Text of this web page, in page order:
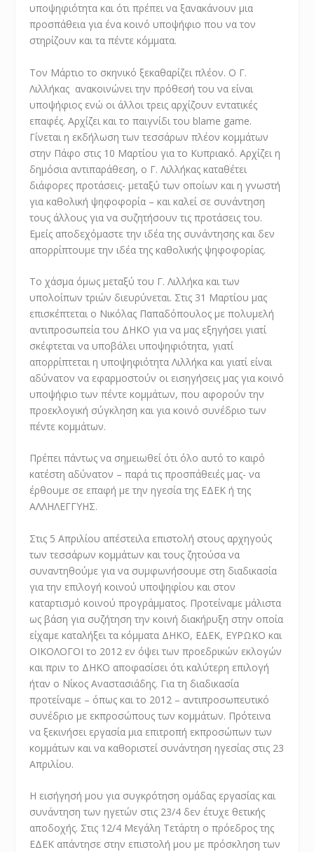
υποψηφιότητα και ότι πρέπει να ξανακάνουν μια
προσπάθεια για ένα κοινό υποψήφιο που να τον
στηρίζουν και τα πέντε κόμματα.
Τον Μάρτιο το σκηνικό ξεκαθαρίζει πλέον. Ο Γ.
Λιλλήκας ανακοινώνει την πρόθεσή του να είναι
υποψήφιος ενώ οι άλλοι τρεις αρχίζουν εντατικές
επαφές. Αρχίζει και το παιγνίδι του blame game.
Γίνεται η εκδήλωση των τεσσάρων πλέον κομμάτων
στην Πάφο στις 10 Μαρτίου για το Κυπριακό. Αρχίζει η
δημόσια αντιπαράθεση, ο Γ. Λιλλήκας καταθέτει
διάφορες προτάσεις- μεταξύ των οποίων και η γνωστή
για καθολική ψηφοφορία – και καλεί σε συνάντηση
τους άλλους για να συζητήσουν τις προτάσεις του.
Εμείς αποδεχόμαστε την ιδέα της συνάντησης και δεν
απορρίπτουμε την ιδέα της καθολικής ψηφοφορίας.
Το χάσμα όμως μεταξύ του Γ. Λιλλήκα και των
υπολοίπων τριών διευρύνεται. Στις 31 Μαρτίου μας
επισκέπτεται ο Νικόλας Παπαδόπουλος με πολυμελή
αντιπροσωπεία του ΔΗΚΟ για να μας εξηγήσει γιατί
σκέφτεται να υποβάλει υποψηφιότητα, γιατί
απορρίπτεται η υποψηφιότητα Λιλλήκα και γιατί είναι
αδύνατον να εφαρμοστούν οι εισηγήσεις μας για κοινό
υποψήφιο των πέντε κομμάτων, που αφορούν την
προεκλογική σύγκληση και για κοινό συνέδριο των
πέντε κομμάτων.
Πρέπει πάντως να σημειωθεί ότι όλο αυτό το καιρό
κατέστη αδύνατον – παρά τις προσπάθειές μας- να
έρθουμε σε επαφή με την ηγεσία της ΕΔΕΚ ή της
ΑΛΛΗΛΕΓΓΥΗΣ.
Στις 5 Απριλίου απέστειλα επιστολή στους αρχηγούς
των τεσσάρων κομμάτων και τους ζητούσα να
συναντηθούμε για να συμφωνήσουμε στη διαδικασία
για την επιλογή κοινού υποψηφίου και στον
καταρτισμό κοινού προγράμματος. Προτείναμε μάλιστα
ως βάση για συζήτηση την κοινή διακήρυξη στην οποία
είχαμε καταλήξει τα κόμματα ΔΗΚΟ, ΕΔΕΚ, ΕΥΡΩΚΟ και
ΟΙΚΟΛΟΓΟΙ το 2012 εν όψει των προεδρικών εκλογών
και πριν το ΔΗΚΟ αποφασίσει ότι καλύτερη επιλογή
ήταν ο Νίκος Αναστασιάδης. Για τη διαδικασία
προτείναμε – όπως και το 2012 – αντιπροσωπευτικό
συνέδριο με εκπροσώπους των κομμάτων. Πρότεινα
να ξεκινήσει εργασία μια επιτροπή εκπροσώπων των
κομμάτων και να καθοριστεί συνάντηση ηγεσίας στις 23
Απριλίου.
Η εισήγησή μου για συγκρότηση ομάδας εργασίας και
συνάντηση των ηγετών στις 23/4 δεν έτυχε θετικής
αποδοχής. Στις 12/4 Μεγάλη Τετάρτη ο πρόεδρος της
ΕΔΕΚ απάντησε στην επιστολή μου με πρόσκληση των